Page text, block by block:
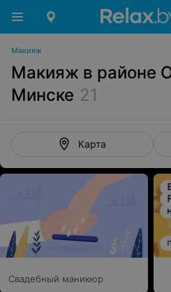
Макияж
Макияж в районе
Минске 21
Карта
Свадебный маникюр